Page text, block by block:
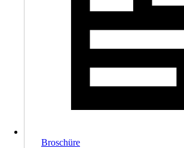
Broschüre